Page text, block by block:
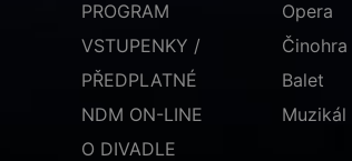
PROGRAM
VSTUPENKY /
PŘEDPLATNÉ
NDM ON-LINE
O DIVADLE
Opera
Činohra
Balet
Muzikál